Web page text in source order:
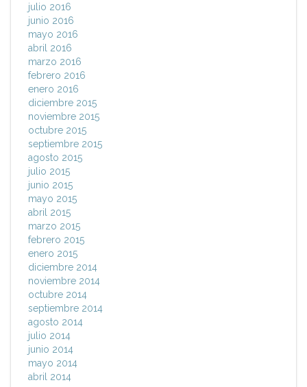
julio 2016
junio 2016
mayo 2016
abril 2016
marzo 2016
febrero 2016
enero 2016
diciembre 2015
noviembre 2015
octubre 2015
septiembre 2015
agosto 2015
julio 2015
junio 2015
mayo 2015
abril 2015
marzo 2015
febrero 2015
enero 2015
diciembre 2014
noviembre 2014
octubre 2014
septiembre 2014
agosto 2014
julio 2014
junio 2014
mayo 2014
abril 2014